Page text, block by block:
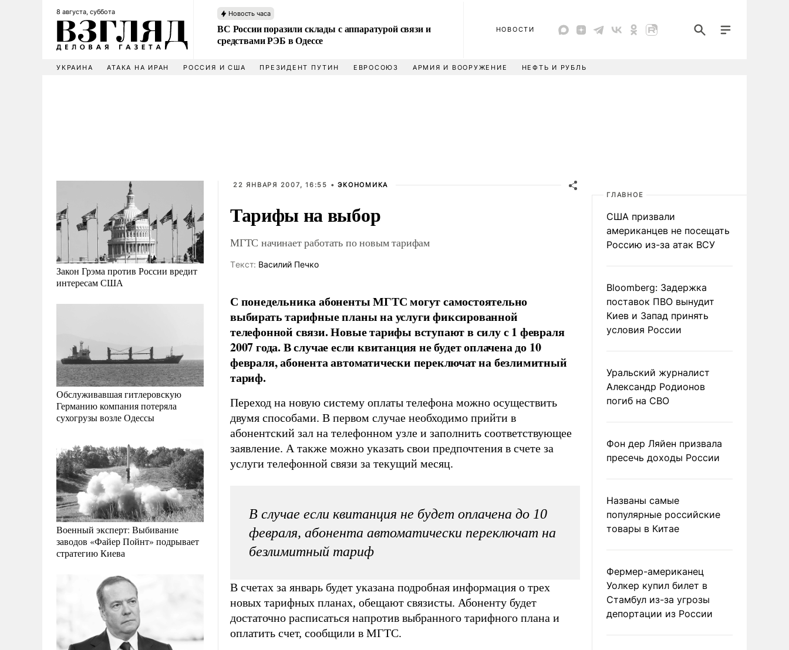
8 августа, суббота Новость часа
ВС России поразили склады с аппаратурой связи и
средствами РЭБ в Одессе
НОВОСТИ
УКРАИНА АТАКА НА ИРАН РОССИЯ И США ПРЕЗИДЕНТ ПУТИН ЕВРОСОЮЗ АРМИЯ И ВООРУЖЕНИЕ НЕФТЬ И РУБЛЬ
Закон Грэма против России вредит
интересам США
Обслуживавшая гитлеровскую
Германию компания потеряла
сухогрузы возле Одессы
Военный эксперт: Выбивание
заводов «Файер Пойнт» подрывает
стратегию Киева
22 ЯНВАРЯ 2007, 16:55 •ЭКОНОМИКА
Тарифы на выбор
МГТС начинает работать по новым тарифам
Tекст: Василий Печко
С понедельника абоненты МГТС могут самостоятельно
выбирать тарифные планы на услуги фиксированной
телефонной связи. Новые тарифы вступают в силу с 1 февраля
2007 года. В случае если квитанция не будет оплачена до 10
февраля, абонента автоматически переключат на безлимитный
тариф.
Переход на новую систему оплаты телефона можно осуществить
двумя способами. В первом случае необходимо прийти в
абонентский зал на телефонном узле и заполнить соответствующее
заявление. А также можно указать свои предпочтения в счете за
услуги телефонной связи за текущий месяц.
В случае если квитанция не будет оплачена до 10
февраля, абонента автоматически переключат на
безлимитный тариф
В счетах за январь будет указана подробная информация о трех
новых тарифных планах, обещают связисты. Абоненту будет
достаточно расписаться напротив выбранного тарифного плана и
оплатить счет, сообщили в МГТС.
ГЛАВНОЕ
США призвали
американцев не посещать
Россию из-за атак ВСУ
Bloomberg: Задержка
поставок ПВО вынудит
Киев и Запад принять
условия России
Уральский журналист
Александр Родионов
погиб на СВО
Фон дер Ляйен призвала
пресечь доходы России
Названы самые
популярные российские
товары в Китае
Фермер-американец
Уолкер купил билет в
Стамбул из-за угрозы
депортации из России